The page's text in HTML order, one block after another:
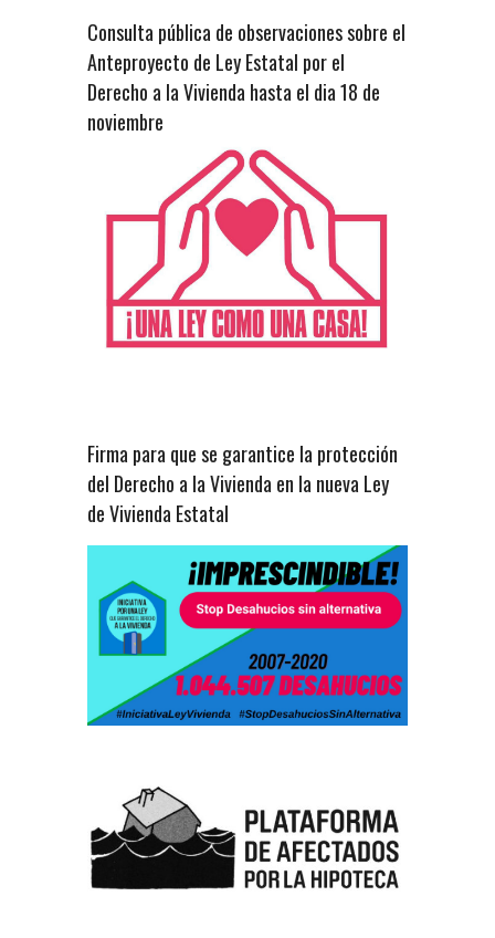
Consulta pública de observaciones sobre el
Anteproyecto de Ley Estatal por el
Derecho a la Vivienda hasta el dia 18 de
noviembre
Firma para que se garantice la protección
del Derecho a la Vivienda en la nueva Ley
de Vivienda Estatal